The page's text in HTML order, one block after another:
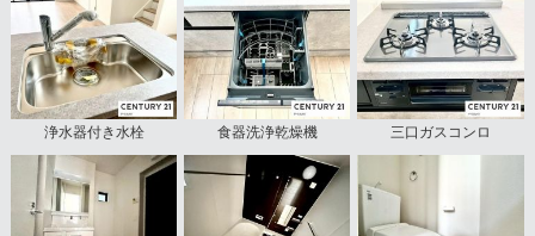
浄水器付き水栓 食器洗浄乾燥機 三口ガスコンロ